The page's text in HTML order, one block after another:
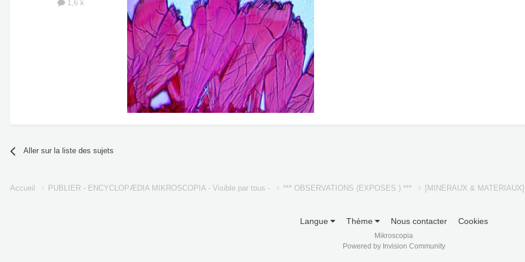
1,6 k
Aller sur la liste des sujets
Accueil PUBLIER - ENCYCLOPÆDIA MIKROSCOPIA - Visible par tous - *** OBSERVATIONS (EXPOSES ) *** [MINERAUX & MATERIAUX]
Langue Thème Nous contacter Cookies
Mikroscopia
Powered by Invision Community